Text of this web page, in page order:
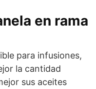
en rama
para infusiones,
la cantidad
sus aceites